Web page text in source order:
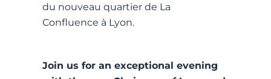
du nouveau quartier de La
Confluence à Lyon.
Join us for an exceptional evening